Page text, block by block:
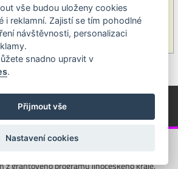
(Změna programu vyhrazena!)
(Cookies)
a správa webu:
z grantového programu Jihočeského kraje.
vše budou uloženy cookies
i reklamní. Zajistí se tím pohodlné
návštěvnosti, personalizaci
snadno upravit v
.
Přijmout vše
Nastavení cookies